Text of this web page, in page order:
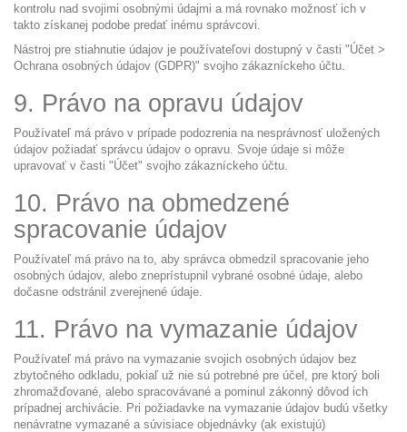
kontrolu nad svojimi osobnými údajmi a má rovnako možnosť ich v
takto získanej podobe predať inému správcovi.
Nástroj pre stiahnutie údajov je používateľovi dostupný v časti "Účet >
Ochrana osobných údajov (GDPR)" svojho zákazníckeho účtu.
9. Právo na opravu údajov
Používateľ má právo v prípade podozrenia na nesprávnosť uložených
údajov požiadať správcu údajov o opravu. Svoje údaje si môže
upravovať v časti "Účet" svojho zákazníckeho účtu.
10. Právo na obmedzené
spracovanie údajov
Používateľ má právo na to, aby správca obmedzil spracovanie jeho
osobných údajov, alebo zneprístupnil vybrané osobné údaje, alebo
dočasne odstránil zverejnené údaje.
11. Právo na vymazanie údajov
Používateľ má právo na vymazanie svojich osobných údajov bez
zbytočného odkladu, pokiaľ už nie sú potrebné pre účel, pre ktorý boli
zhromažďované, alebo spracovávané a pominul zákonný dôvod ich
prípadnej archivácie. Pri požiadavke na vymazanie údajov budú všetky
nenávratne vymazané a súvisiace objednávky (ak existujú)